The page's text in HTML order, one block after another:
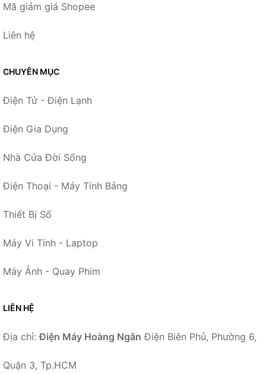
Mã giảm giá Shopee
Liên hệ
CHUYÊN MỤC
Điện Tử - Điện Lạnh
Điện Gia Dụng
Nhà Cửa Đời Sống
Điện Thoại - Máy Tính Bảng
Thiết Bị Số
Máy Vi Tính - Laptop
Máy Ảnh - Quay Phim
LIÊN HỆ
Địa chỉ:Điện Máy Hoàng Ngân Điện Biên Phủ, Phường 6,
Quận 3, Tp.HCM